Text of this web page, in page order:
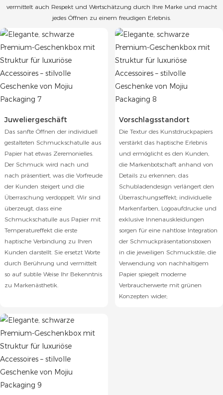
vermittelt auch Respekt und Wertschätzung durch Ihre Marke und macht
jedes Öffnen zu einem freudigen Erlebnis.
Juweliergeschäft
Das sanfte Öffnen der individuell
gestalteten Schmuckschatulle aus
Papier hat etwas Zeremonielles.
Der Schmuck wird nach und
nach präsentiert, was die Vorfreude
der Kunden steigert und die
Überraschung verdoppelt. Wir sind
überzeugt, dass eine
Schmuckschatulle aus Papier mit
Temperatureffekt die erste
haptische Verbindung zu Ihren
Kunden darstellt. Sie ersetzt Worte
durch Berührung und vermittelt
so auf subtile Weise Ihr Bekenntnis
zu Markenästhetik.
Vorschlagsstandort
Die Textur des Kunstdruckpapiers
verstärkt das haptische Erlebnis
und ermöglicht es den Kunden,
die Markenbotschaft anhand von
Details zu erkennen; das
Schubladendesign verlängert den
Überraschungseffekt; individuelle
Markenfarben, Logoaufdrucke und
exklusive Innenauskleidungen
sorgen für eine nahtlose Integration
der Schmuckpräsentationsboxen
in die jeweiligen Schmuckstile; die
Verwendung von nachhaltigem
Papier spiegelt moderne
Verbraucherwerte mit grünen
Konzepten wider;